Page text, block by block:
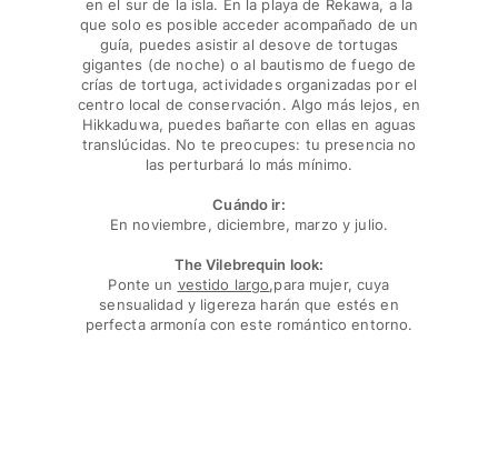
en el sur de la isla. En la playa de Rekawa, a la
que solo es posible acceder acompañado de un
guía, puedes asistir al desove de tortugas
gigantes (de noche) o al bautismo de fuego de
crías de tortuga, actividades organizadas por el
centro local de conservación. Algo más lejos, en
Hikkaduwa, puedes bañarte con ellas en aguas
translúcidas. No te preocupes: tu presencia no
las perturbará lo más mínimo.
Cuándo ir:
En noviembre, diciembre, marzo y julio.
The Vilebrequin look:
Ponte un vestido largo,para mujer, cuya
sensualidad y ligereza harán que estés en
perfecta armonía con este romántico entorno.